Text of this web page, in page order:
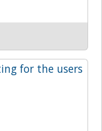
for the users